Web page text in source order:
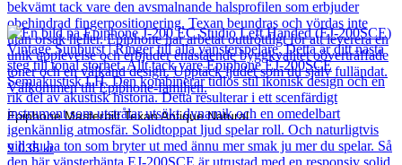
Epiphone Masterbilt Texan Antique Natural
9 035kr